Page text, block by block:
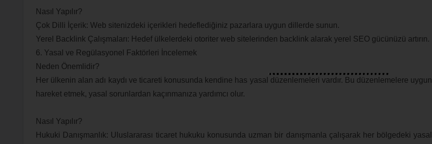
Nasıl Yapılır?
Çok Dilli İçerik: Web sitenizdeki içerikleri hedeflediğiniz pazarlara uygun dillerde sunun.
Yerel Backlink Çalışmaları: Hedef ülkelerdeki otoriter web sitelerinden backlink alarak yerel SEO gücünüzü artırın.
6. Yasal ve Regülasyonel Faktörleri İncelemek
Neden Önemlidir?
Her ülkenin alan adı kaydı ve ticareti konusunda kendine has yasal düzenlemeleri vardır. Bu düzenlemelere uygun
hareket etmek, yasal sorunlardan kaçınmanıza yardımcı olur.
Nasıl Yapılır?
Hukuki Danışmanlık: Uluslararası ticaret hukuku konusunda uzman bir danışmanla çalışarak her bölgedeki yasal